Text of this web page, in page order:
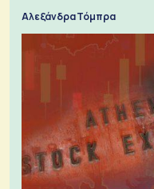
Αλεξάνδρα Τόμπρα